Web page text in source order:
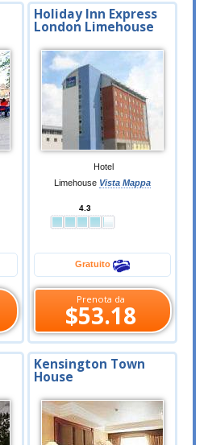
Holiday Inn Express
London Limehouse
Hotel
Limehouse Vista Mappa
4.3
Gratuito
Prenota da
$53.18
Kensington Town
House